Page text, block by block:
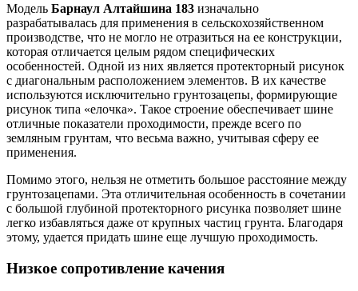
Модель Барнаул Алтайшина 183 изначально
разрабатывалась для применения в сельскохозяйственном
производстве, что не могло не отразиться на ее конструкции,
которая отличается целым рядом специфических
особенностей. Одной из них является протекторный рисунок
с диагональным расположением элементов. В их качестве
используются исключительно грунтозацепы, формирующие
рисунок типа «елочка». Такое строение обеспечивает шине
отличные показатели проходимости, прежде всего по
земляным грунтам, что весьма важно, учитывая сферу ее
применения.
Помимо этого, нельзя не отметить большое расстояние между
грунтозацепами. Эта отличительная особенность в сочетании
с большой глубиной протекторного рисунка позволяет шине
легко избавляться даже от крупных частиц грунта. Благодаря
этому, удается придать шине еще лучшую проходимость.
Низкое сопротивление качения